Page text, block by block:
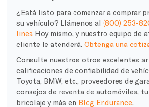
¿Está listo para comenzar a comprar
su vehículo? Llámenos al (800) 253-
linea Hoy mismo, y nuestro equipo de
cliente le atenderá. Obtenga una
Consulte nuestros otros excelentes
calificaciones de confiabilidad de
Toyota, BMW, etc., proveedores de
consejos de reventa de automóviles,
bricolaje y más en Blog Endurance